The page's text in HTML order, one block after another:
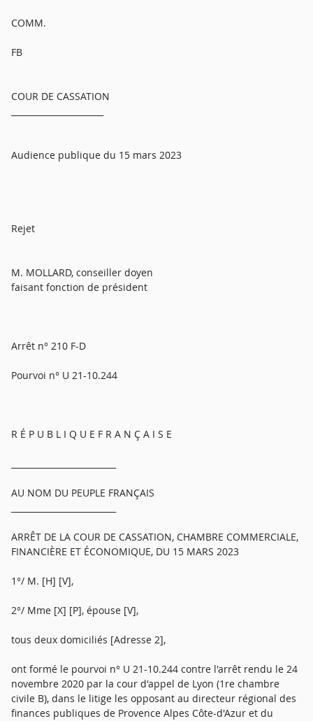
COMM.
FB
COUR DE CASSATION
Audience publique du 15 mars 2023
Rejet
M. MOLLARD, conseiller doyen
faisant fonction de président
Arrêt n° 210 F-D
Pourvoi n° U 21-10.244
R É P U B L I Q U E F R A N Ç A I S E
AU NOM DU PEUPLE FRANÇAIS
ARRÊT DE LA COUR DE CASSATION, CHAMBRE COMMERCIALE,
FINANCIÈRE ET ÉCONOMIQUE, DU 15 MARS 2023
1°/ M. [H] [V],
2°/ Mme [X] [P], épouse [V],
tous deux domiciliés [Adresse 2],
ont formé le pourvoi n° U 21-10.244 contre l'arrêt rendu le 24
novembre 2020 par la cour d'appel de Lyon (1re chambre
civile B), dans le litige les opposant au directeur régional des
finances publiques de Provence Alpes Côte-d'Azur et du